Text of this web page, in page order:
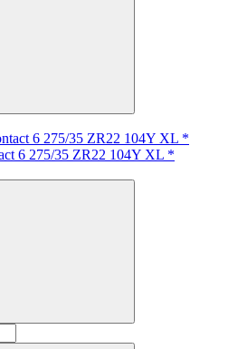
6 275/35 ZR22 104Y XL *